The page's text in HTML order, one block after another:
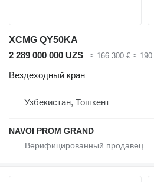
XCMG QY50KA
2 289 000 000 UZS
≈ 166 300 € ≈ 190
Вездеходный кран
Узбекистан, Тошкент
NAVOI PROM GRAND